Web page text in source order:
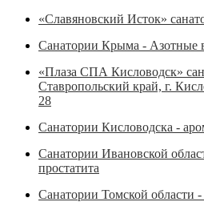
«Славяновский Исток»
Санатории Крыма - Азотные
«Плаза СПА Кисловодск»
Ставропольский край, г.
28
Санатории Кисловодска -
Санатории Ивановской
простатита
Санатории Томской области